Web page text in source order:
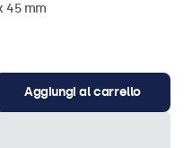
45 mm
Aggiungi al carrello